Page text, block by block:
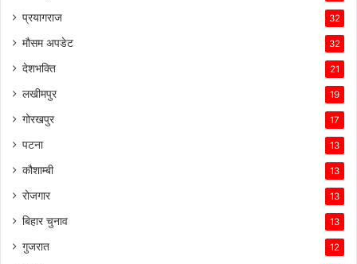
प्रयागराज 32
मौसम अपडेट 32
देशभक्ति 21
लखीमपुर 19
गोरखपुर 17
पटना 13
कौशाम्बी 13
रोजगार 13
बिहार चुनाव 13
गुजरात 12